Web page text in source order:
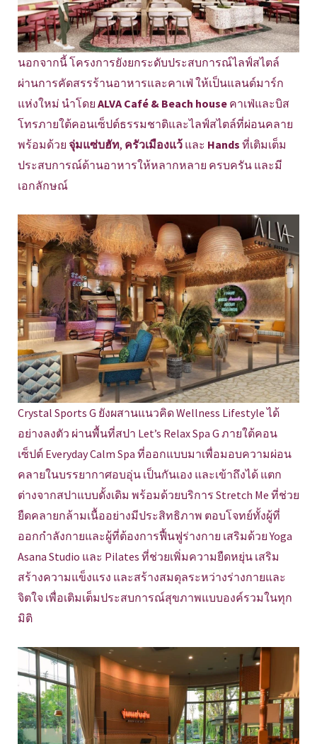
นอกจากนี้ โครงการยังยกระดับประสบการณ์ไลฟ์สไตล์
ผ่านการคัดสรรร้านอาหารและคาเฟ่ ให้เป็นแลนด์มาร์ก
แห่งใหม่ นำโดย ALVA Café & Beach house คาเฟ่และบิส
โทรภายใต้คอนเซ็ปต์ธรรมชาติและไลฟ์สไตล์ที่ผ่อนคลาย
พร้อมด้วย จุ่มแซ่บฮัท, ครัวเมืองแว้ และ Hands ที่เติมเต็ม
ประสบการณ์ด้านอาหารให้หลากหลาย ครบครัน และมี
เอกลักษณ์
Crystal Sports G ยังผสานแนวคิด Wellness Lifestyle ได้
อย่างลงตัว ผ่านพื้นที่สปา Let’s Relax Spa G ภายใต้คอน
เซ็ปต์ Everyday Calm Spa ที่ออกแบบมาเพื่อมอบความผ่อน
คลายในบรรยากาศอบอุ่น เป็นกันเอง และเข้าถึงได้ แตก
ต่างจากสปาแบบดั้งเดิม พร้อมด้วยบริการ Stretch Me ที่ช่วย
ยืดคลายกล้ามเนื้ออย่างมีประสิทธิภาพ ตอบโจทย์ทั้งผู้ที่
ออกกำลังกายและผู้ที่ต้องการฟื้นฟูร่างกาย เสริมด้วย Yoga
Asana Studio และ Pilates ที่ช่วยเพิ่มความยืดหยุ่น เสริม
สร้างความแข็งแรง และสร้างสมดุลระหว่างร่างกายและ
จิตใจ เพื่อเติมเต็มประสบการณ์สุขภาพแบบองค์รวมในทุก
มิติ